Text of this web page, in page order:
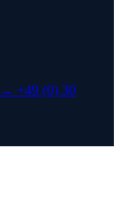
→ +49 (0) 30